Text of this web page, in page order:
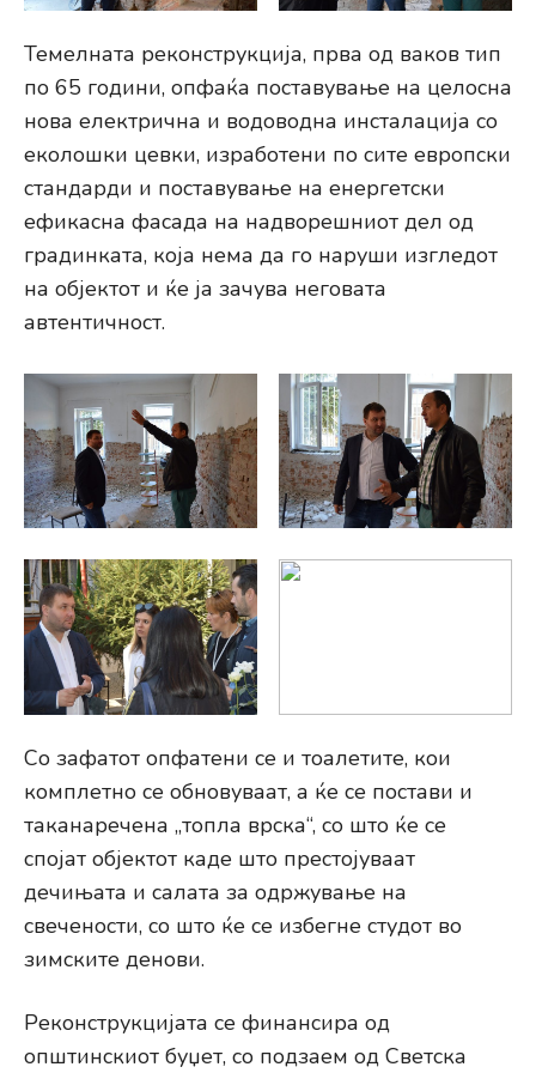
Темелната реконструкција, прва од ваков тип
по 65 години, опфаќа поставување на целосна
нова електрична и водоводна инсталација со
еколошки цевки, изработени по сите европски
стандарди и поставување на енергетски
ефикасна фасада на надворешниот дел од
градинката, која нема да го наруши изгледот
на објектот и ќе ја зачува неговата
автентичност.
Со зафатот опфатени се и тоалетите, кои
комплетно се обновуваат, а ќе се постави и
таканаречена „топла врска“, со што ќе се
спојат објектот каде што престојуваат
дечињата и салата за одржување на
свечености, со што ќе се избегне студот во
зимските денови.
Реконструкцијата се финансира од
општинскиот буџет, со подзаем од Светска